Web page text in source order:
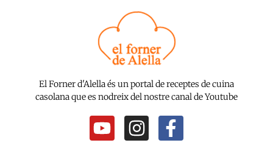
El Forner d'Alella és un portal de receptes de cuina
casolana que es nodreix del nostre canal de Youtube
Y
o
I
n
F
a